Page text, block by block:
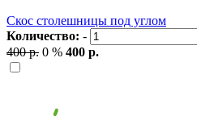
Скос столешницы под углом
Количество: -
400 р. 0 % 400 р.